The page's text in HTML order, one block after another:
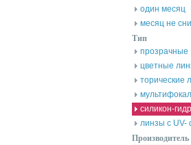
один месяц
месяц не
Тип
прозрачные
цветные
торические
силикон-
линзы с UV-
Производитель